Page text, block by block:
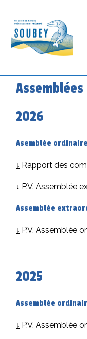
2026
Asemblée
↓ Rapport des
↓ P.V. Assemblée
Assemblée
↓ P.V. Assemblée
2025
Assemblée
↓ P.V. Assemblée